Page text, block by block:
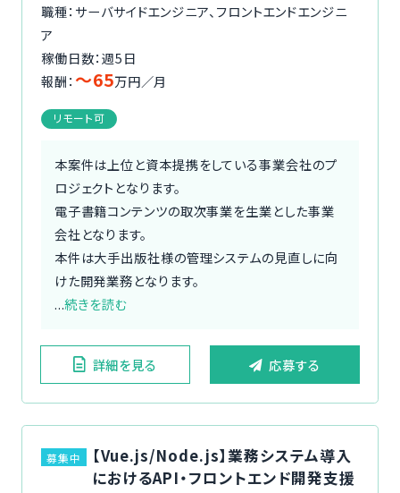
職種：サーバサイドエンジニア、フロントエンドエンジニ
ア
稼働日数：週5日
報酬： 〜65万円／月
リモート可
本案件は上位と資本提携をしている事業会社のプ
ロジェクトとなります。
電子書籍コンテンツの取次事業を生業とした事業
会社となります。
本件は大手出版社様の管理システムの見直しに向
けた開発業務となります。
...続きを読む
詳細を見る 応募する
募集中
【Vue.js/Node.js】業務システム導入
におけるAPI・フロントエンド開発支援